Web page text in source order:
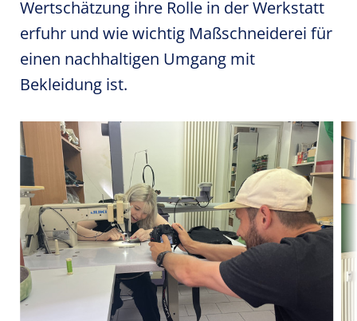
Wertschätzung ihre Rolle in der Werkstatt
erfuhr und wie wichtig Maßschneiderei für
einen nachhaltigen Umgang mit
Bekleidung ist.